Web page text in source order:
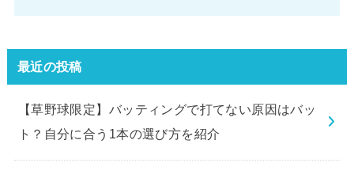
最近の投稿
【草野球限定】バッティングで打てない原因はバッ
ト？自分に合う1本の選び方を紹介